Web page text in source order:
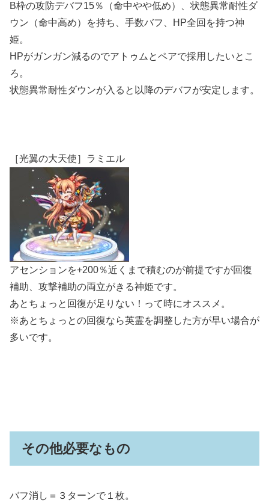
B枠の攻防デバフ15％（命中やや低め）、状態異常耐性ダ
ウン（命中高め）を持ち、手数バフ、HP全回を持つ神
姫。
HPがガンガン減るのでアトゥムとペアで採用したいとこ
ろ。
状態異常耐性ダウンが入ると以降のデバフが安定します。
［光翼の大天使］ラミエル
アセンションを+200％近くまで積むのが前提ですが回復
補助、攻撃補助の両立がきる神姫です。
あとちょっと回復が足りない！って時にオススメ。
※あとちょっとの回復なら英霊を調整した方が早い場合が
多いです。
その他必要なもの
バフ消し＝３ターンで１枚。